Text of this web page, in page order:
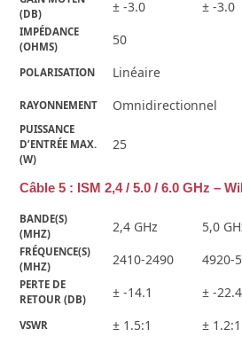
(DB)
± -3.0 ± -3.0
IMPÉDANCE
(OHMS)
50
POLARISATION Linéaire
RAYONNEMENT Omnidirectionnel
PUISSANCE
D’ENTRÉE MAX.
(W)
25
Câble 5 : ISM 2,4 / 5.0 / 6.0 GHz –
BANDE(S)
(MHZ)
2,4 GHz 5,0
FRÉQUENCE(S)
(MHZ)
2410-2490 4920-
PERTE DE
RETOUR (DB)
± -14.1 ± -22.4
VSWR ± 1.5:1 ± 1.2:1